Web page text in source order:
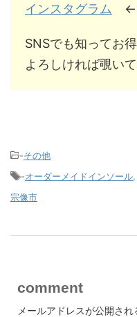
インスタグラム ←
SNSでも知ってお
よろしければ覗い
-その他
-オーダーメイドインソール
宗像市
comment
メールアドレスが公開され